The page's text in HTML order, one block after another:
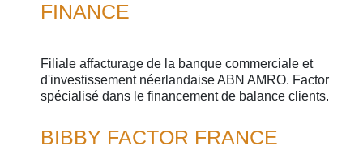
FINANCE
Filiale affacturage de la banque commerciale et
d'investissement néerlandaise ABN AMRO. Factor
spécialisé dans le financement de balance clients.
BIBBY FACTOR FRANCE